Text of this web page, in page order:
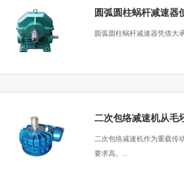
圆弧圆柱蜗杆减速器
圆弧圆柱蜗杆减速器凭借大
二次包络减速机从毛
二次包络减速机作为重载传
要求高。...